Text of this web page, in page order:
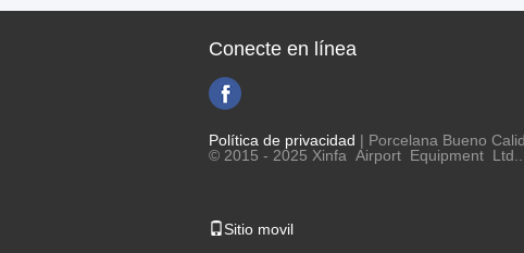
Conecte en línea
Política de privacidad | Porcelana Bueno
© 2015 - 2025 Xinfa Airport Equipment Ltd..
Sitio movil